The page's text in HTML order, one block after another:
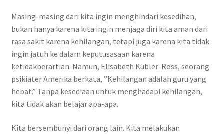
Masing-masing dari kita ingin menghindari kesedihan,
bukan hanya karena kita ingin menjaga diri kita aman dari
rasa sakit karena kehilangan, tetapi juga karena kita tidak
ingin jatuh ke dalam keputusasaan karena
ketidakberartian. Namun, Elisabeth Kübler-Ross, seorang
psikiater Amerika berkata, ”Kehilangan adalah guru yang
hebat.” Tanpa kesediaan untuk menghadapi kehilangan,
kita tidak akan belajar apa-apa.
Kita bersembunyi dari orang lain. Kita melakukan